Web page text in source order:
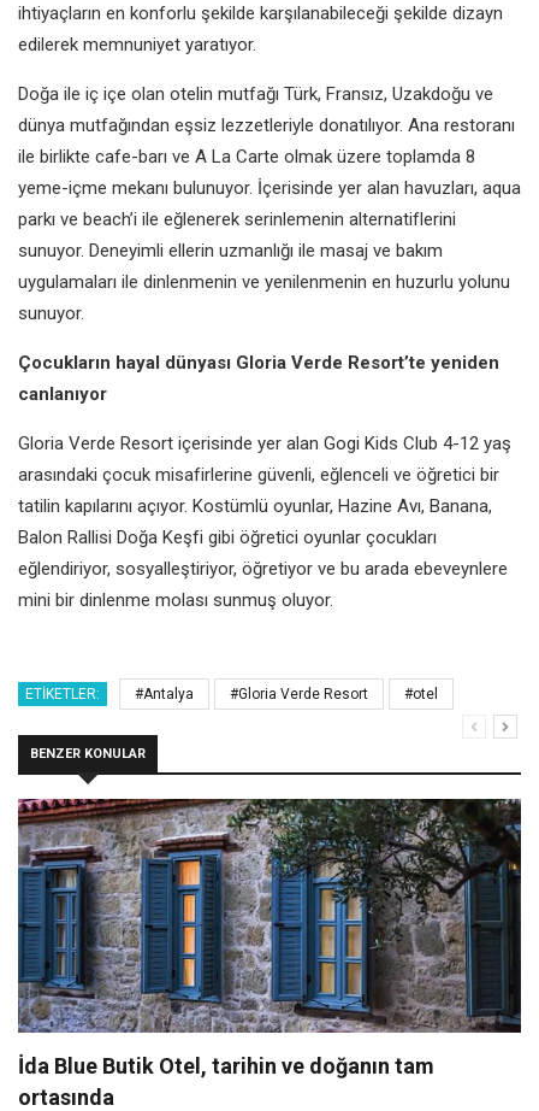
ihtiyaçların en konforlu şekilde karşılanabileceği şekilde dizayn
edilerek memnuniyet yaratıyor.
Doğa ile iç içe olan otelin mutfağı Türk, Fransız, Uzakdoğu ve
dünya mutfağından eşsiz lezzetleriyle donatılıyor. Ana restoranı
ile birlikte cafe-barı ve A La Carte olmak üzere toplamda 8
yeme-içme mekanı bulunuyor. İçerisinde yer alan havuzları, aqua
parkı ve beach’i ile eğlenerek serinlemenin alternatiflerini
sunuyor. Deneyimli ellerin uzmanlığı ile masaj ve bakım
uygulamaları ile dinlenmenin ve yenilenmenin en huzurlu yolunu
sunuyor.
Çocukların hayal dünyası Gloria Verde Resort’te yeniden
canlanıyor
Gloria Verde Resort içerisinde yer alan Gogi Kids Club 4-12 yaş
arasındaki çocuk misafirlerine güvenli, eğlenceli ve öğretici bir
tatilin kapılarını açıyor. Kostümlü oyunlar, Hazine Avı, Banana,
Balon Rallisi Doğa Keşfi gibi öğretici oyunlar çocukları
eğlendiriyor, sosyalleştiriyor, öğretiyor ve bu arada ebeveynlere
mini bir dinlenme molası sunmuş oluyor.
ETIKETLER: #Antalya #Gloria Verde Resort #otel
BENZER KONULAR
İda Blue Butik Otel, tarihin ve doğanın tam
ortasında